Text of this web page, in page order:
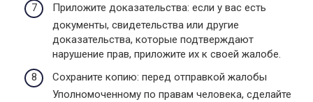
Приложите доказательства: если у вас есть
документы, свидетельства или другие
доказательства, которые подтверждают
нарушение прав, приложите их к своей жалобе.
Сохраните копию: перед отправкой жалобы
Уполномоченному по правам человека, сделайте